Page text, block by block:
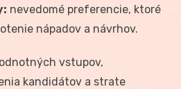
nevedomé preferencie, ktoré
nápadov a návrhov.
vstupov,
kandidátov a strate